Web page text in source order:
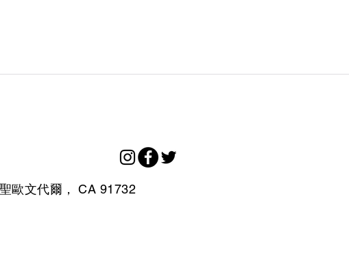
歐文代爾， CA 91732